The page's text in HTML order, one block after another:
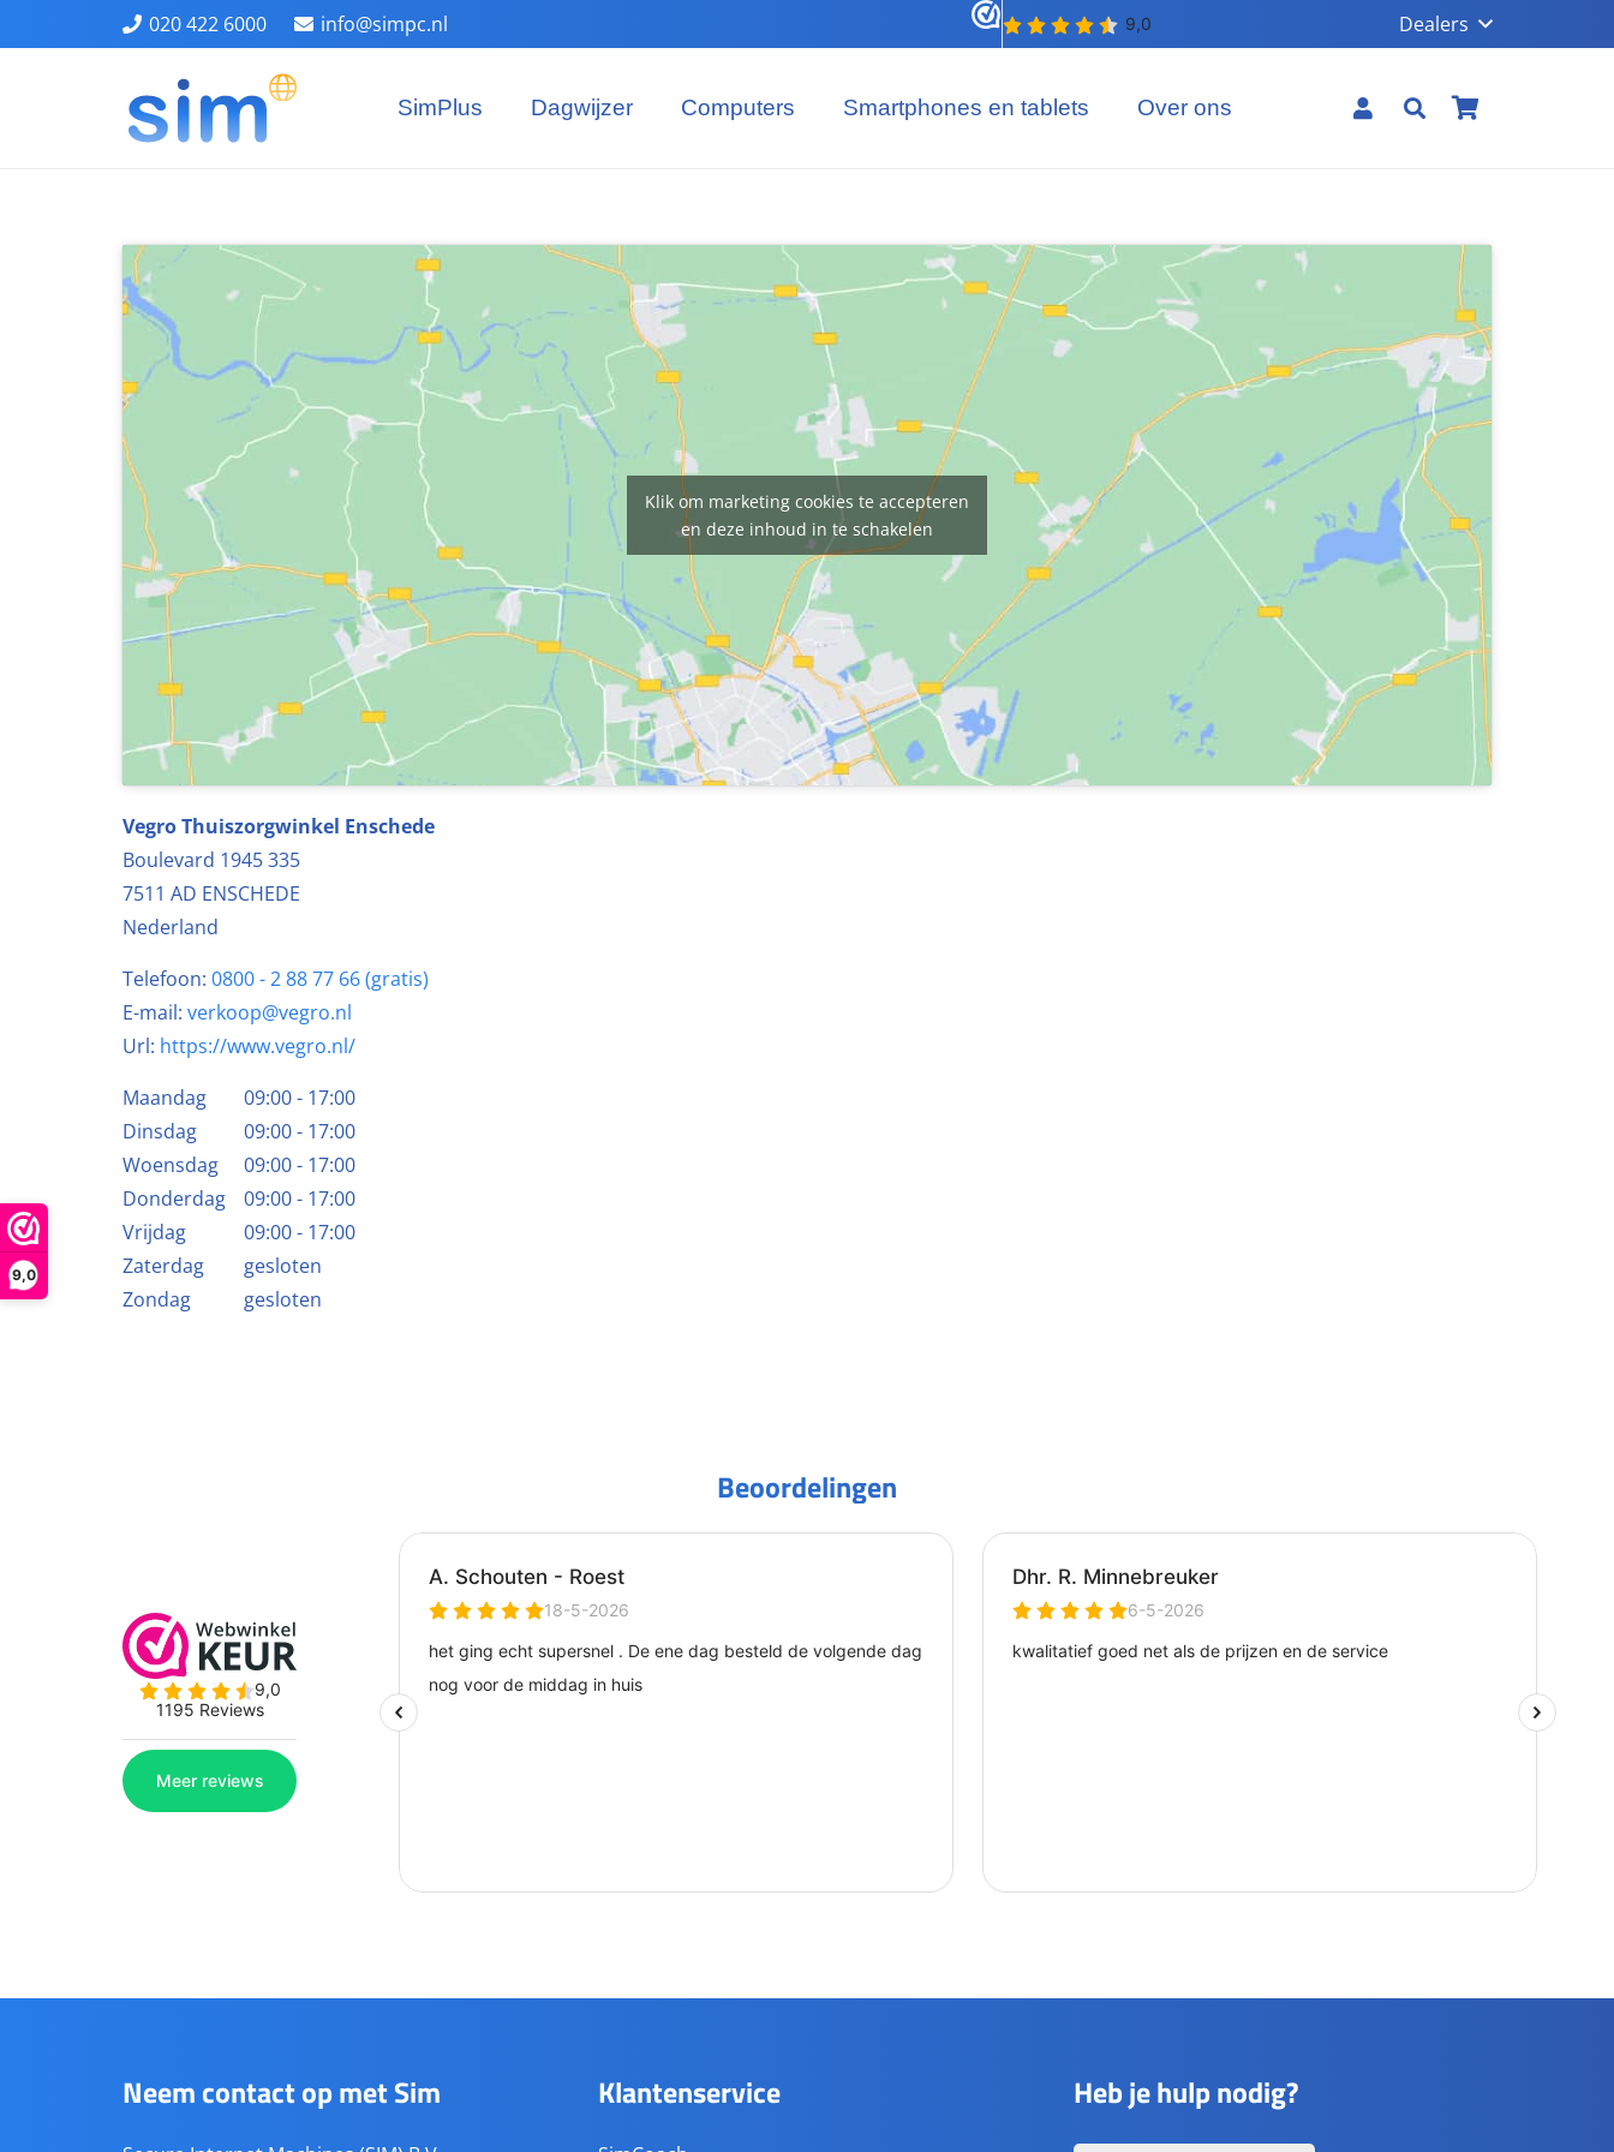
9,0
020 422 6000 info@simpc.nl Dealers
SimPlus Dagwijzer Computers Smartphones en tablets Over ons
Klik om marketing cookies te accepteren
en deze inhoud in te schakelen
Vegro Thuiszorgwinkel Enschede
Boulevard 1945 335
7511 AD ENSCHEDE
Nederland
Telefoon: 0800 - 2 88 77 66 (gratis)
E-mail: verkoop@vegro.nl
Url: https://www.vegro.nl/
Maandag
09:00 - 17:00
Dinsdag
09:00 - 17:00
Woensdag
09:00 - 17:00
Donderdag
09:00 - 17:00
Vrijdag
09:00 - 17:00
Zaterdag
gesloten
Zondag
gesloten
Beoordelingen
Neem contact op met Sim Klantenservice Heb je hulp nodig?